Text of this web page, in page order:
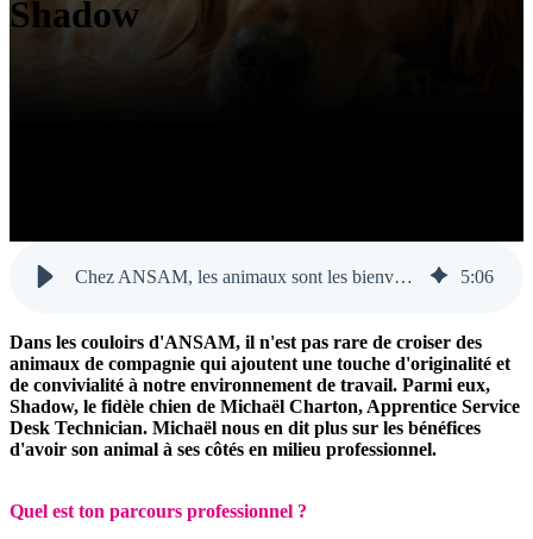
Shadow
Chez ANSAM, les animaux sont les bienvenus au bureau : entretien avec Michaël Charton et son fidèle compagnon Shadow - ANSAM 5:06
Dans les couloirs d'ANSAM, il n'est pas rare de croiser des
animaux de compagnie qui ajoutent une touche d'originalité et
de convivialité à notre environnement de travail. Parmi eux,
Shadow, le fidèle chien de Michaël Charton, Apprentice Service
Desk Technician. Michaël nous en dit plus sur les bénéfices
d'avoir son animal à ses côtés en milieu professionnel.
Quel est ton parcours professionnel ?